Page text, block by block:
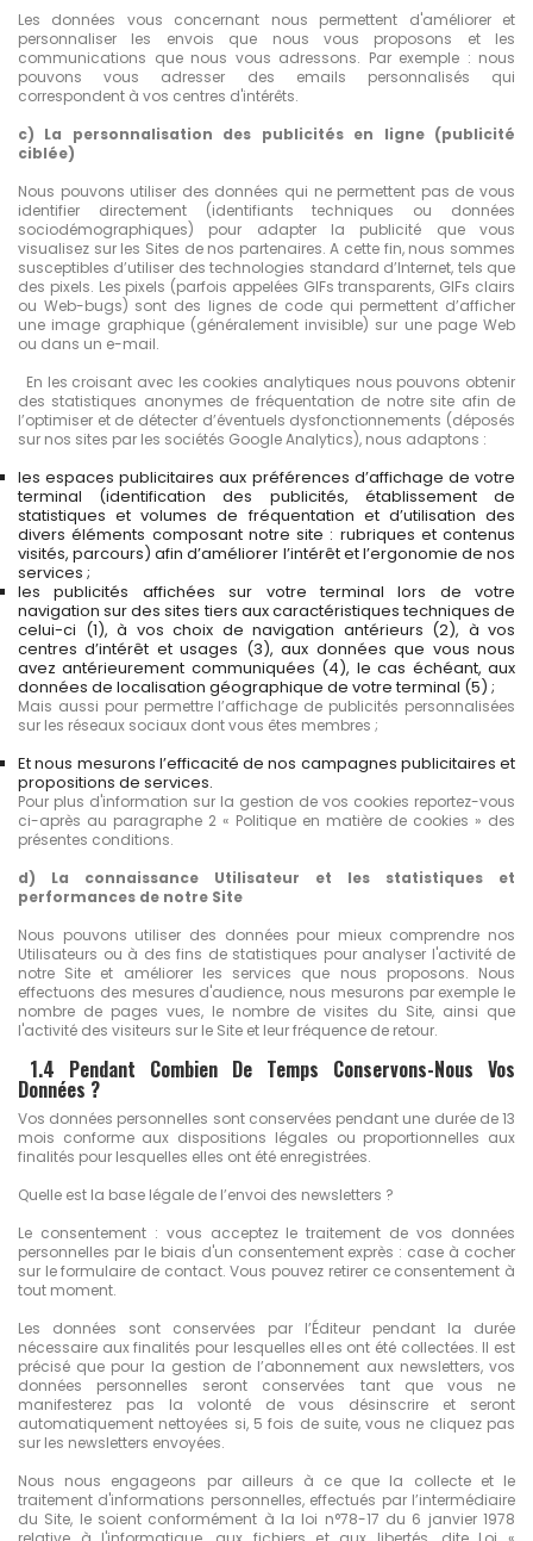
Les données vous concernant nous permettent d'améliorer et
personnaliser les envois que nous vous proposons et les
communications que nous vous adressons. Par exemple : nous
pouvons vous adresser des emails personnalisés qui
correspondent à vos centres d'intérêts.
c) La personnalisation des publicités en ligne (publicité
ciblée)
Nous pouvons utiliser des données qui ne permettent pas de vous
identifier directement (identifiants techniques ou données
sociodémographiques) pour adapter la publicité que vous
visualisez sur les Sites de nos partenaires. A cette fin, nous sommes
susceptibles d’utiliser des technologies standard d’Internet, tels que
des pixels. Les pixels (parfois appelées GIFs transparents, GIFs clairs
ou Web-bugs) sont des lignes de code qui permettent d’afficher
une image graphique (généralement invisible) sur une page Web
ou dans un e-mail.
En les croisant avec les cookies analytiques nous pouvons obtenir
des statistiques anonymes de fréquentation de notre site afin de
l’optimiser et de détecter d’éventuels dysfonctionnements (déposés
sur nos sites par les sociétés Google Analytics), nous adaptons :
les espaces publicitaires aux préférences d’affichage de votre
terminal (identification des publicités, établissement de
statistiques et volumes de fréquentation et d’utilisation des
divers éléments composant notre site : rubriques et contenus
visités, parcours) afin d’améliorer l’intérêt et l’ergonomie de nos
services ;
les publicités affichées sur votre terminal lors de votre
navigation sur des sites tiers aux caractéristiques techniques de
celui-ci (1), à vos choix de navigation antérieurs (2), à vos
centres d’intérêt et usages (3), aux données que vous nous
avez antérieurement communiquées (4), le cas échéant, aux
données de localisation géographique de votre terminal (5) ;
Mais aussi pour permettre l’affichage de publicités personnalisées
sur les réseaux sociaux dont vous êtes membres ;
Et nous mesurons l’efficacité de nos campagnes publicitaires et
propositions de services.
Pour plus d'information sur la gestion de vos cookies reportez-vous
ci-après au paragraphe 2 « Politique en matière de cookies » des
présentes conditions.
d) La connaissance Utilisateur et les statistiques et
performances de notre Site
Nous pouvons utiliser des données pour mieux comprendre nos
Utilisateurs ou à des fins de statistiques pour analyser l'activité de
notre Site et améliorer les services que nous proposons. Nous
effectuons des mesures d'audience, nous mesurons par exemple le
nombre de pages vues, le nombre de visites du Site, ainsi que
l'activité des visiteurs sur le Site et leur fréquence de retour.
1.4 Pendant Combien De Temps Conservons-Nous Vos
Données ?
Vos données personnelles sont conservées pendant une durée de 13
mois conforme aux dispositions légales ou proportionnelles aux
finalités pour lesquelles elles ont été enregistrées.
Quelle est la base légale de l’envoi des newsletters ?
Le consentement : vous acceptez le traitement de vos données
personnelles par le biais d'un consentement exprès : case à cocher
sur le formulaire de contact. Vous pouvez retirer ce consentement à
tout moment.
Les données sont conservées par l’Éditeur pendant la durée
nécessaire aux finalités pour lesquelles elles ont été collectées. Il est
précisé que pour la gestion de l’abonnement aux newsletters, vos
données personnelles seront conservées tant que vous ne
manifesterez pas la volonté de vous désinscrire et seront
automatiquement nettoyées si, 5 fois de suite, vous ne cliquez pas
sur les newsletters envoyées.
Nous nous engageons par ailleurs à ce que la collecte et le
traitement d'informations personnelles, effectués par l’intermédiaire
du Site, le soient conformément à la loi n°78-17 du 6 janvier 1978